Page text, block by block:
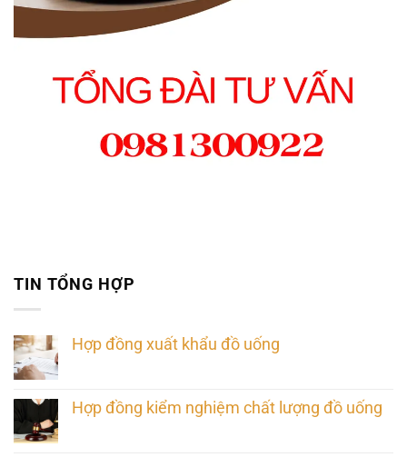
TIN TỔNG HỢP
Hợp đồng xuất khẩu đồ uống
Hợp đồng kiểm nghiệm chất lượng đồ uống